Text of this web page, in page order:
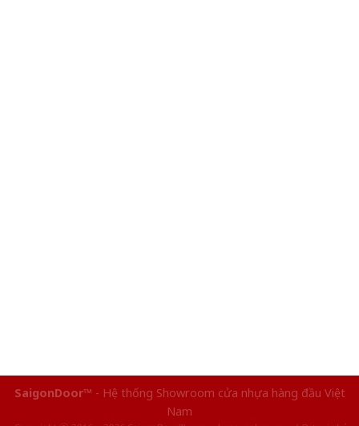
SaigonDoor™ - Hệ thống Showroom cửa nhựa hàng đầu Việt
Nam